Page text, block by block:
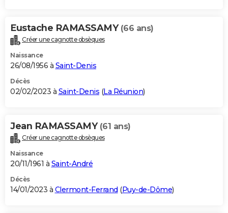
Eustache RAMASSAMY (66 ans)
Créer une cagnotte obsèques
Naissance
26/08/1956 à Saint-Denis
Décès
02/02/2023 à Saint-Denis (La Réunion)
Jean RAMASSAMY (61 ans)
Créer une cagnotte obsèques
Naissance
20/11/1961 à Saint-André
Décès
14/01/2023 à Clermont-Ferrand (Puy-de-Dôme)